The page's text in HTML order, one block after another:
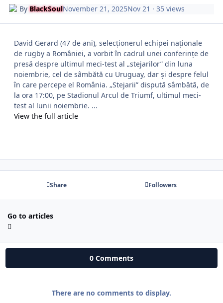
ByBlackSoulNovember 21, 2025Nov 21 · 35 views
David Gerard (47 de ani), selecționerul echipei naționale
de rugby a României, a vorbit în cadrul unei conferințe de
presă despre ultimul meci-test al „stejarilor” din luna
noiembrie, cel de sâmbătă cu Uruguay, dar și despre felul
în care percepe el România. „Stejarii” dispută sâmbătă, de
la ora 17:00, pe Stadionul Arcul de Triumf, ultimul meci-
test al lunii noiembrie. ...
View the full article
Share Followers
Go to articles
0 Comments
There are no comments to display.